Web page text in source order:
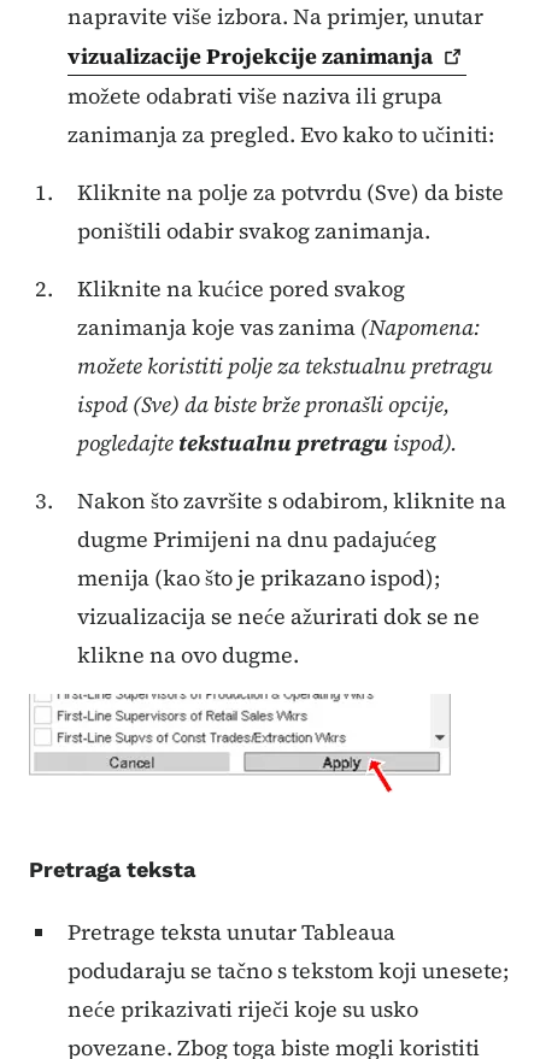
napravite više izbora. Na primjer, unutar
vizualizacije Projekcijezanimanja
možete odabrati više naziva ili grupa
zanimanja za pregled. Evo kako to učiniti:
Kliknite na polje za potvrdu (Sve) da biste
poništili odabir svakog zanimanja.
Kliknite na kućice pored svakog
zanimanja koje vas zanima (Napomena:
možete koristiti polje za tekstualnu pretragu
ispod (Sve) da biste brže pronašli opcije,
pogledajte tekstualnu pretragu ispod).
Nakon što završite s odabirom, kliknite na
dugme Primijeni na dnu padajućeg
menija (kao što je prikazano ispod);
vizualizacija se neće ažurirati dok se ne
klikne na ovo dugme.
Pretraga teksta
Pretrage teksta unutar Tableaua
podudaraju se tačno s tekstom koji unesete;
neće prikazivati ​​riječi koje su usko
povezane. Zbog toga biste mogli koristiti